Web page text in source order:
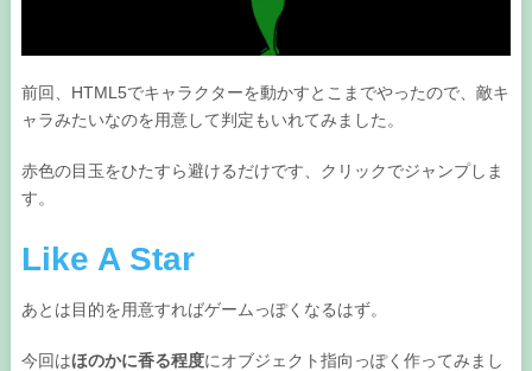
前回、HTML5でキャラクターを動かすとこまでやったので、敵キ
ャラみたいなのを用意して判定もいれてみました。
赤色の目玉をひたすら避けるだけです、クリックでジャンプしま
す。
Like A Star
あとは目的を用意すればゲームっぽくなるはず。
今回はほのかに香る程度にオブジェクト指向っぽく作ってみまし